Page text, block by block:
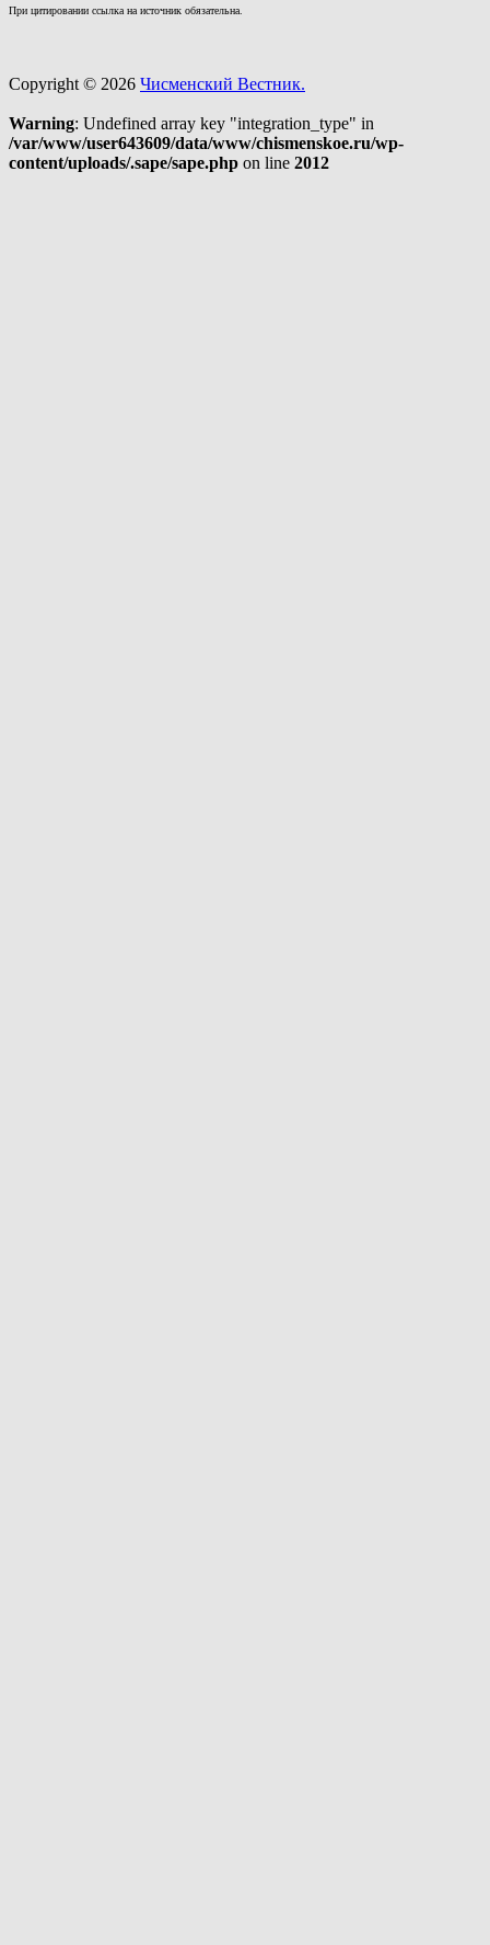
При цитировании ссылка на источник обязательна.
Copyright © 2026 Чисменский Вестник.
Warning: Undefined array key "integration_type" in
/var/www/user643609/data/www/chismenskoe.ru/wp-
content/uploads/.sape/sape.php on line 2012